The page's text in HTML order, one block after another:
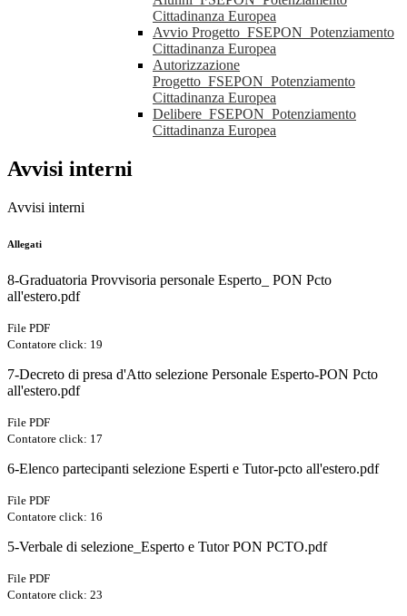
Cittadinanza Europea
Avvio Progetto_FSEPON_Potenziamento
Cittadinanza Europea
Autorizzazione
Progetto_FSEPON_Potenziamento
Cittadinanza Europea
Delibere_FSEPON_Potenziamento
Cittadinanza Europea
Avvisi interni
Avvisi interni
Allegati
8-Graduatoria Provvisoria personale Esperto_ PON Pcto
all'estero.pdf
File PDF
Contatore click: 19
7-Decreto di presa d'Atto selezione Personale Esperto-PON Pcto
all'estero.pdf
File PDF
Contatore click: 17
6-Elenco partecipanti selezione Esperti e Tutor-pcto all'estero.pdf
File PDF
Contatore click: 16
5-Verbale di selezione_Esperto e Tutor PON PCTO.pdf
File PDF
Contatore click: 23